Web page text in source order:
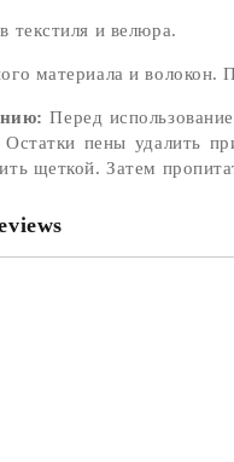
текстиля и велюра.
материала и волокон.
Перед
Остатки пены удалить
щеткой. Затем